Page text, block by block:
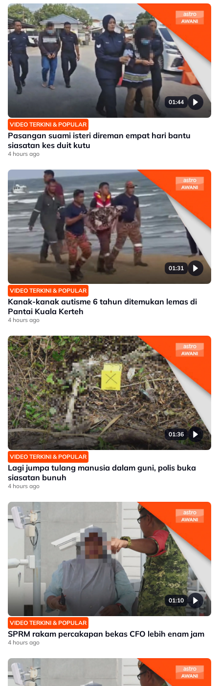
01:44
VIDEO TERKINI & POPULAR
Pasangan suami isteri direman empat hari bantu
siasatan kes duit kutu
4 hours ago
01:31
VIDEO TERKINI & POPULAR
Kanak-kanak autisme 6 tahun ditemukan lemas di
Pantai Kuala Kerteh
4 hours ago
01:36
VIDEO TERKINI & POPULAR
Lagi jumpa tulang manusia dalam guni, polis buka
siasatan bunuh
4 hours ago
01:10
VIDEO TERKINI & POPULAR
SPRM rakam percakapan bekas CFO lebih enam jam
4 hours ago